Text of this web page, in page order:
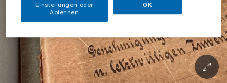
Einstellungen oder
Ablehnen
OK